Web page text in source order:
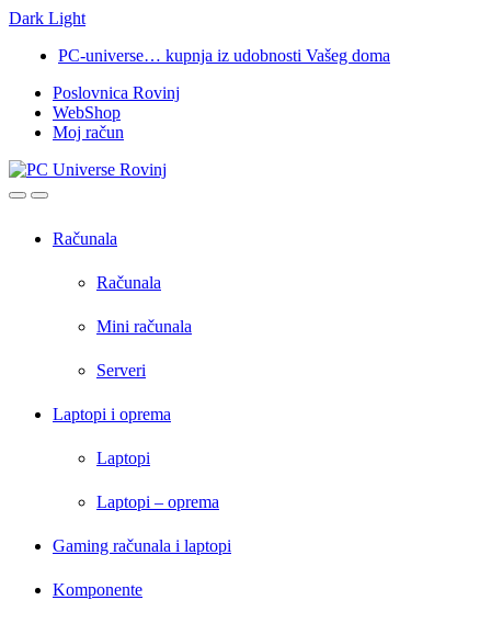
Dark Light
navigation
content
PC-universe… kupnja iz udobnosti Vašeg doma
Poslovnica Rovinj
WebShop
Moj račun
OpenClose
Računala
Računala
Mini računala
Serveri
Laptopi i oprema
Laptopi
Laptopi – oprema
Gaming računala i laptopi
Komponente